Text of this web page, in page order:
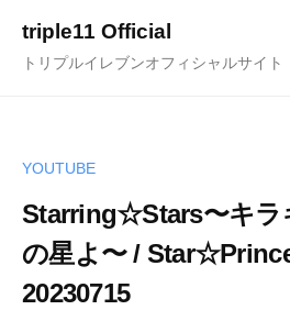
triple11 Official
トリプルイレブンオフィシャルサイト
YOUTUBE
Starring☆Stars〜キラ
の星よ〜 /
20230715